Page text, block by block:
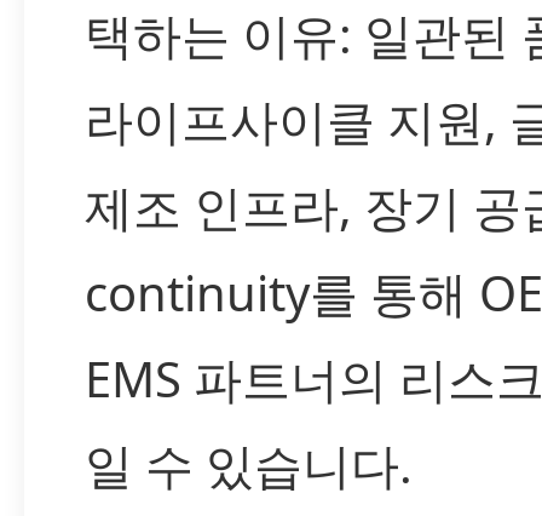
택하는 이유: 일관된
라이프사이클 지원,
제조 인프라, 장기 공
continuity를 통해
EMS 파트너의 리스
일 수 있습니다.